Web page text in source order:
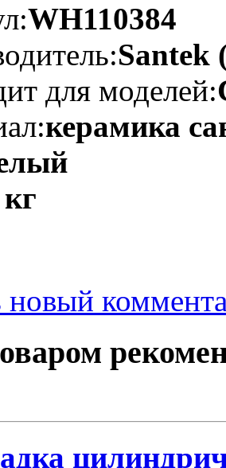
WH110384
Santek
для моделей:
керамика
новый